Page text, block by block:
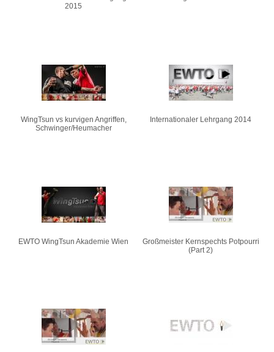
2015
WingTsun vs kurvigen Angriffen,
Schwinger/Heumacher
Internationaler Lehrgang 2014
EWTO WingTsun Akademie Wien
Großmeister Kernspechts Potpourri
(Part 2)